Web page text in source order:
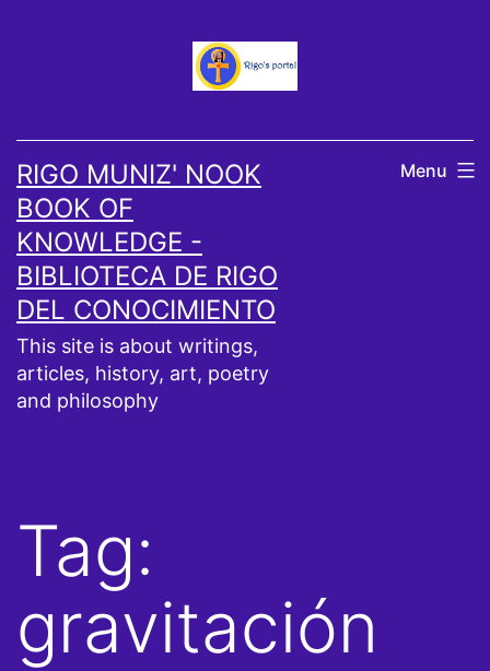
RIGO MUNIZ' NOOK
BOOK OF
KNOWLEDGE -
BIBLIOTECA DE RIGO
DEL CONOCIMIENTO
This site is about writings,
articles, history, art, poetry
and philosophy
Menu
Tag:
gravitación